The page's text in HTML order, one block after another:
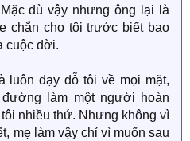
dù vậy nhưng ông lại là
chắn cho tôi trước biết bao
cuộc đời.
luôn dạy dỗ tôi về mọi mặt,
làm một người hoàn
nhiều thứ. Nhưng không vì
mẹ làm vậy chỉ vì muốn sau